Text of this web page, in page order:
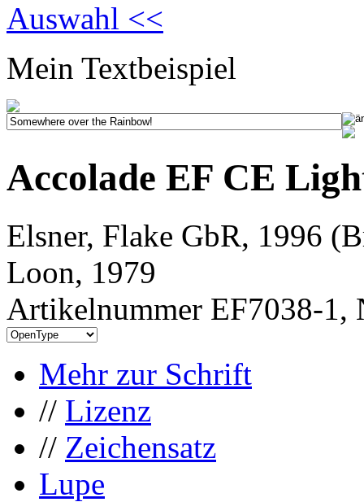
Auswahl <<
Mein Textbeispiel
Accolade EF CE
Elsner, Flake GbR, 1996
Loon, 1979
Artikelnummer EF7038-1,
Mehr zur Schrift
// Lizenz
// Zeichensatz
Lupe